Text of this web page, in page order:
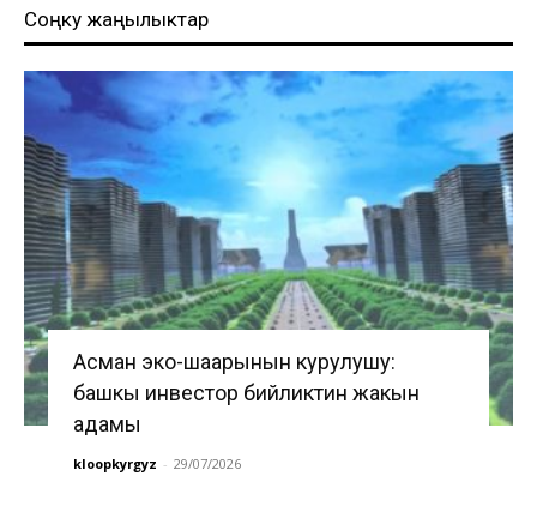
Соңку жаңылыктар
Асман эко-шаарынын курулушу:
башкы инвестор бийликтин жакын
адамы
kloopkyrgyz - 29/07/2026